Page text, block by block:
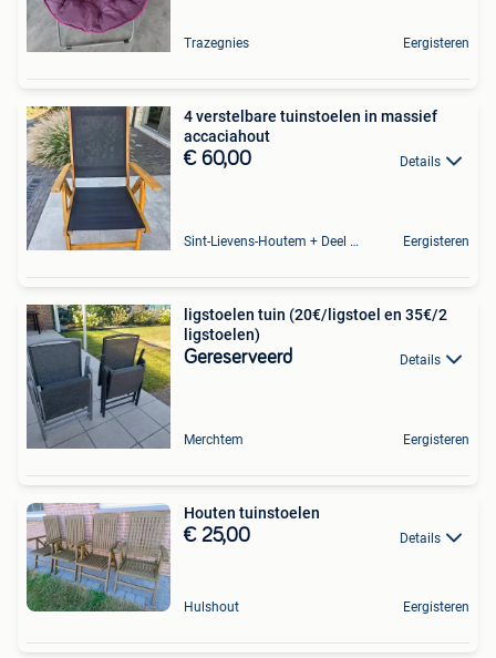
Trazegnies Eergisteren
4 verstelbare tuinstoelen in massief
accaciahout
€ 60,00 Details
Sint-Lievens-Houtem + Deel Oombergen Eergisteren
ligstoelen tuin (20€/ligstoel en 35€/2
ligstoelen)
Gereserveerd Details
Merchtem Eergisteren
Houten tuinstoelen
€ 25,00 Details
Hulshout Eergisteren